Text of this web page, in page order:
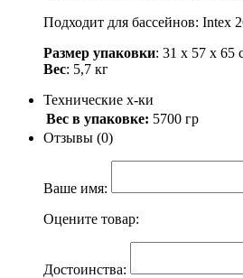
Подходит для бассейнов: Intex
Размер упаковки: 31 х 57 х 65
Вес: 5,7 кг
Технические х-ки
Вес в упаковке: 5700 гр
Отзывы (0)
Ваше имя:
Оцените товар:
Достоинства: